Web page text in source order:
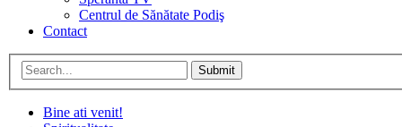
Centrul de Sănătate Podiş
Contact
Submit
Bine ati venit!